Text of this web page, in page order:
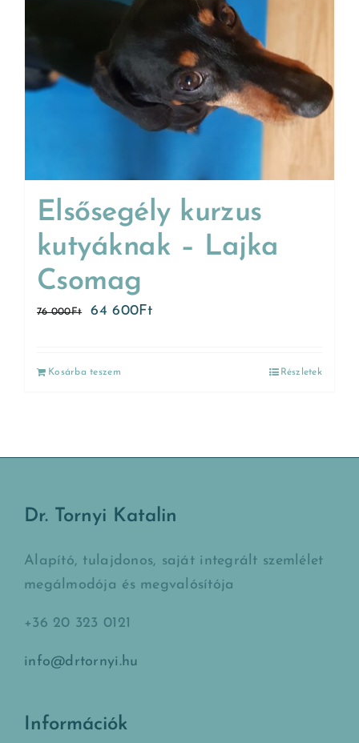
Elsősegély kurzus
kutyáknak – Lajka
Csomag
76 000Ft 64 600Ft
Kosárba teszem Részletek
Dr. Tornyi Katalin
Alapító, tulajdonos, saját integrált szemlélet
megálmodója és megvalósítója
+36 20 323 0121
info@drtornyi.hu
Információk